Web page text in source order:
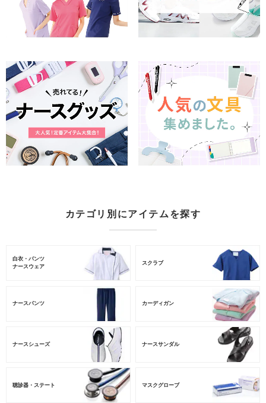
カテゴリ別にアイテムを探す
白衣・パンツ
ナースウェア
スクラブ
ナースパンツ カーディガン
ナースシューズ ナースサンダル
聴診器・ステート マスクグローブ